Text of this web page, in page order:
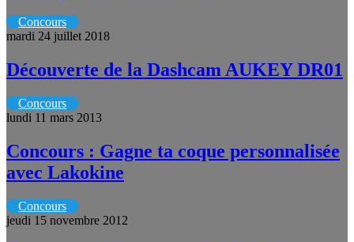
Concours
mardi 24 juillet 2018
Découverte de la Dashcam AUKEY DR01
Concours
lundi 11 mars 2013
Concours : Gagne ta coque personnalisée
avec Lakokine
Concours
jeudi 15 novembre 2012